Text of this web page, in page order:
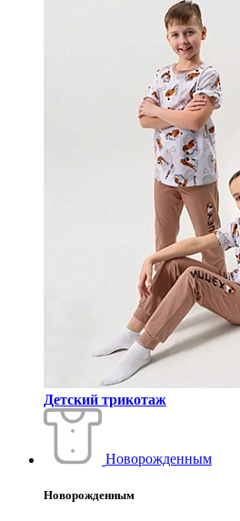
Детский трикотаж
Новорожденным
Новорожденным